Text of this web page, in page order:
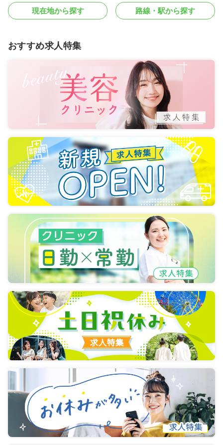
現在地から探す 路線・駅から探す
おすすめ求人特集